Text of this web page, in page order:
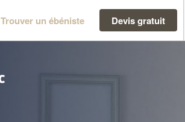
Trouver un ébéniste Devis gratuit